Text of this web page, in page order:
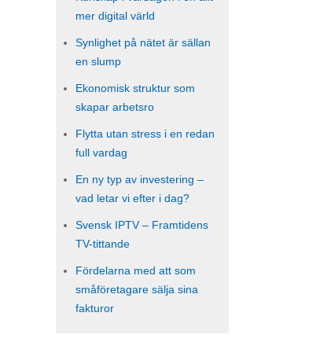
mer digital värld
Synlighet på nätet är sällan
en slump
Ekonomisk struktur som
skapar arbetsro
Flytta utan stress i en redan
full vardag
En ny typ av investering –
vad letar vi efter i dag?
Svensk IPTV – Framtidens
TV-tittande
Fördelarna med att som
småföretagare sälja sina
fakturor